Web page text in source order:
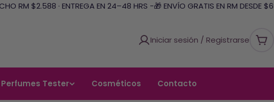
RM $2.588 · ENTREGA EN 24–48 HRS -🎁 ENVÍO GRATIS EN RM DESDE
Iniciar sesión / Registrarse
Perfumes Tester Cosméticos Contacto